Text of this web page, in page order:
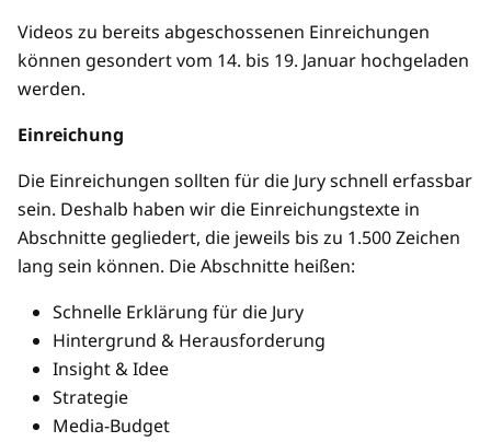
Videos zu bereits abgeschossenen Einreichungen
können gesondert vom 14. bis 19. Januar hochgeladen
werden.
Einreichung
Die Einreichungen sollten für die Jury schnell erfassbar
sein. Deshalb haben wir die Einreichungstexte in
Abschnitte gegliedert, die jeweils bis zu 1.500 Zeichen
lang sein können. Die Abschnitte heißen:
Schnelle Erklärung für die Jury
Hintergrund & Herausforderung
Insight & Idee
Strategie
Media-Budget